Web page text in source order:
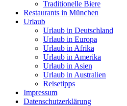
Traditionelle Biere
Restaurants in München
Urlaub
Urlaub in Deutschland
Urlaub in Europa
Urlaub in Afrika
Urlaub in Amerika
Urlaub in Asien
Urlaub in Australien
Reisetipps
Impressum
Datenschutzerklärung